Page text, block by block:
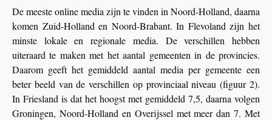
De meeste online media zijn te vinden in Noord-Holland, daarna
komen Zuid-Holland en Noord-Brabant. In Flevoland zijn het
minste lokale en regionale media. De verschillen hebben
uiteraard te maken met het aantal gemeenten in de provincies.
Daarom geeft het gemiddeld aantal media per gemeente een
beter beeld van de verschillen op provinciaal niveau (figuur 2).
In Friesland is dat het hoogst met gemiddeld 7,5, daarna volgen
Groningen, Noord-Holland en Overijssel met meer dan 7. Met